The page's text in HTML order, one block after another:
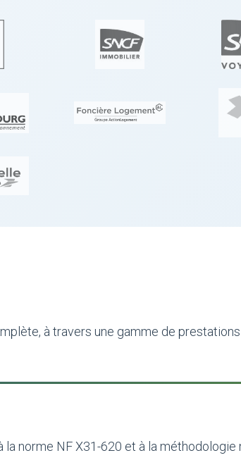
à travers une gamme de
norme NF X31-620 et à la